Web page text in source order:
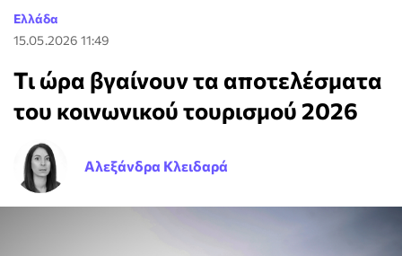
Ελλάδα
15.05.2026 11:49
Τι ώρα βγαίνουν τα αποτελέσματα
του κοινωνικού τουρισμού 2026
Αλεξάνδρα Κλειδαρά